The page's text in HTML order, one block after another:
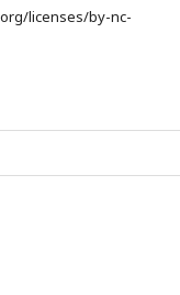
licenses/by-nc-